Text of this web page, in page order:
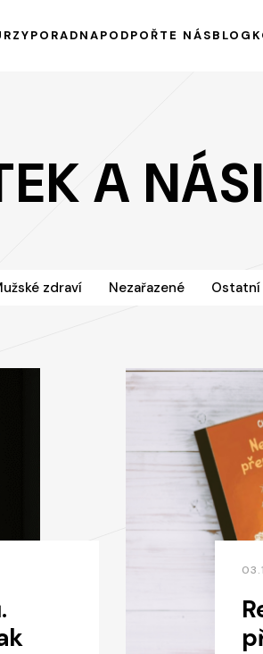
PROJEKTY
PORADNAPODPOŘTE NÁSBLOG
A
zdraví Nezařazené Ostatní